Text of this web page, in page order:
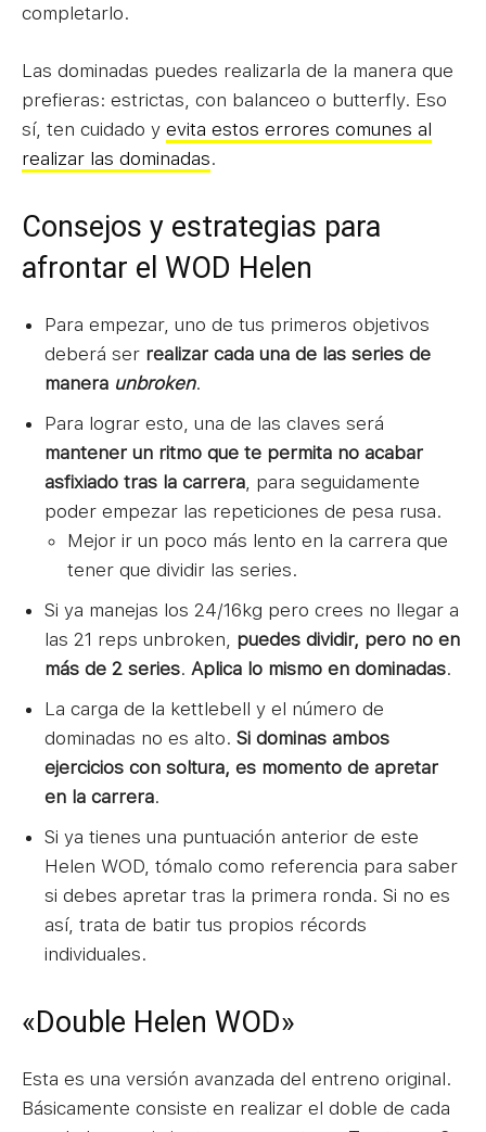
completarlo.
Las dominadas puedes realizarla de la manera que
prefieras: estrictas, con balanceo o butterfly. Eso
sí, ten cuidado y evita estos errores comunes al
realizar las dominadas.
Consejos y estrategias para
afrontar el WOD Helen
Para empezar, uno de tus primeros objetivos
deberá ser realizar cada una de las series de
manera unbroken.
Para lograr esto, una de las claves será
mantener un ritmo que te permita no acabar
asfixiado tras la carrera , para seguidamente
poder empezar las repeticiones de pesa rusa.
Mejor ir un poco más lento en la carrera que
tener que dividir las series.
Si ya manejas los 24/16kg pero crees no llegar a
las 21 reps unbroken, puedes dividir, pero no en
más de 2 series. Aplica lo mismo en dominadas.
La carga de la kettlebell y el número de
dominadas no es alto. Si dominas ambos
ejercicios con soltura, es momento de apretar
en la carrera.
Si ya tienes una puntuación anterior de este
Helen WOD, tómalo como referencia para saber
si debes apretar tras la primera ronda. Si no es
así, trata de batir tus propios récords
individuales.
«Double Helen WOD»
Esta es una versión avanzada del entreno original.
Básicamente consiste en realizar el doble de cada